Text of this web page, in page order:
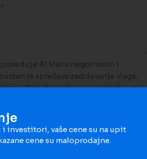
A1 klasu negorivosti i
te sprečava zadržavanje vlage,
Zahvaljujući svom prirodnom
obezbeđuju vrhunsku
omogućavaju zidovima
prijatnu mikroklimu u vašem
i investitori, vaše cene su na upit
cene su maloprodajne.